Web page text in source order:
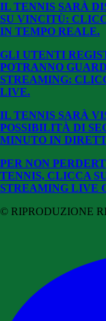
IL TENNIS SARÀ
SU VINCITÙ:
IN TEMPO REALE.
GLI UTENTI
POTRANNO
STREAMING:
LIVE.
IL TENNIS SARÀ
POSSIBILITÀ DI
MINUTO IN
PER NON
TENNIS, CLICCA
STREAMING LIVE
© RIPRODUZIONE